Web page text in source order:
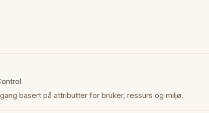
basert på attributter for bruker, ressurs og miljø.